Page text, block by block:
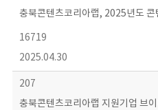
충북콘텐츠코리아랩, 2025년도 콘
16719
2025.04.30
207
충북콘텐츠코리아랩 지원기업 브